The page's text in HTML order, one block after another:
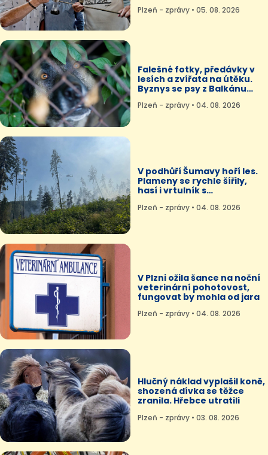
Plzeň - zprávy • 05. 08. 2026
Falešné fotky, předávky v
lesích a zvířata na útěku.
Byznys se psy z Balkánu
Plzeň - zprávy • 04. 08. 2026
V podhůří Šumavy hoří les.
Plameny se rychle šířily,
hasí i vrtulník s
Plzeň - zprávy • 04. 08. 2026
V Plzni ožila šance na noční
veterinární pohotovost,
fungovat by mohla od jara
Plzeň - zprávy • 04. 08. 2026
Hlučný náklad vyplašil koně,
shozená dívka se těžce
zranila. Hřebce utratili
Plzeň - zprávy • 03. 08. 2026